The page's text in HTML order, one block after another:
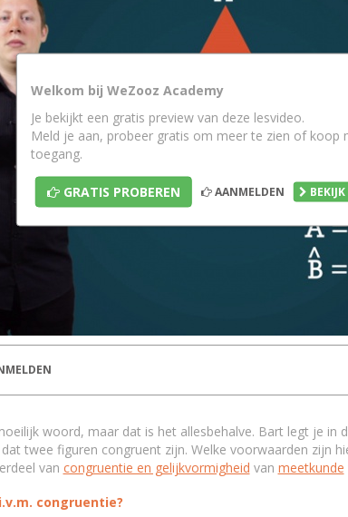
Welkom bij WeZooz Academy
Je bekijkt een gratis preview van deze lesvideo.
Meld je aan, probeer gratis om meer te zien of koop
toegang.
GRATIS PROBEREN AANMELDEN
woord, maar dat is het allesbehalve. Bart legt je in
twee figuren congruent zijn. Welke voorwaarden zijn
van congruentie en gelijkvormigheid van meetkunde
congruentie?